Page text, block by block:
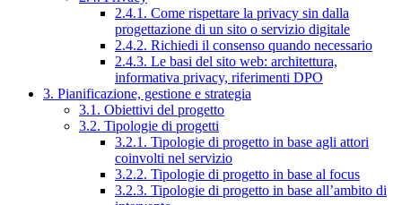
2.4.1. Come rispettare la privacy sin dalla
progettazione di un sito o servizio digitale
2.4.2. Richiedi il consenso quando necessario
2.4.3. Le basi del sito web: architettura,
informativa privacy, riferimenti DPO
3. Pianificazione, gestione e strategia
3.1. Obiettivi del progetto
3.2. Tipologie di progetti
3.2.1. Tipologie di progetto in base agli attori
coinvolti nel servizio
3.2.2. Tipologie di progetto in base al focus
3.2.3. Tipologie di progetto in base all’ambito di